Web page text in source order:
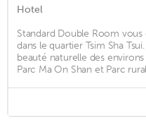
Hotel
Standard Double Room
dans le quartier Tsim Sha
beauté naturelle des
Parc Ma On Shan et Parc